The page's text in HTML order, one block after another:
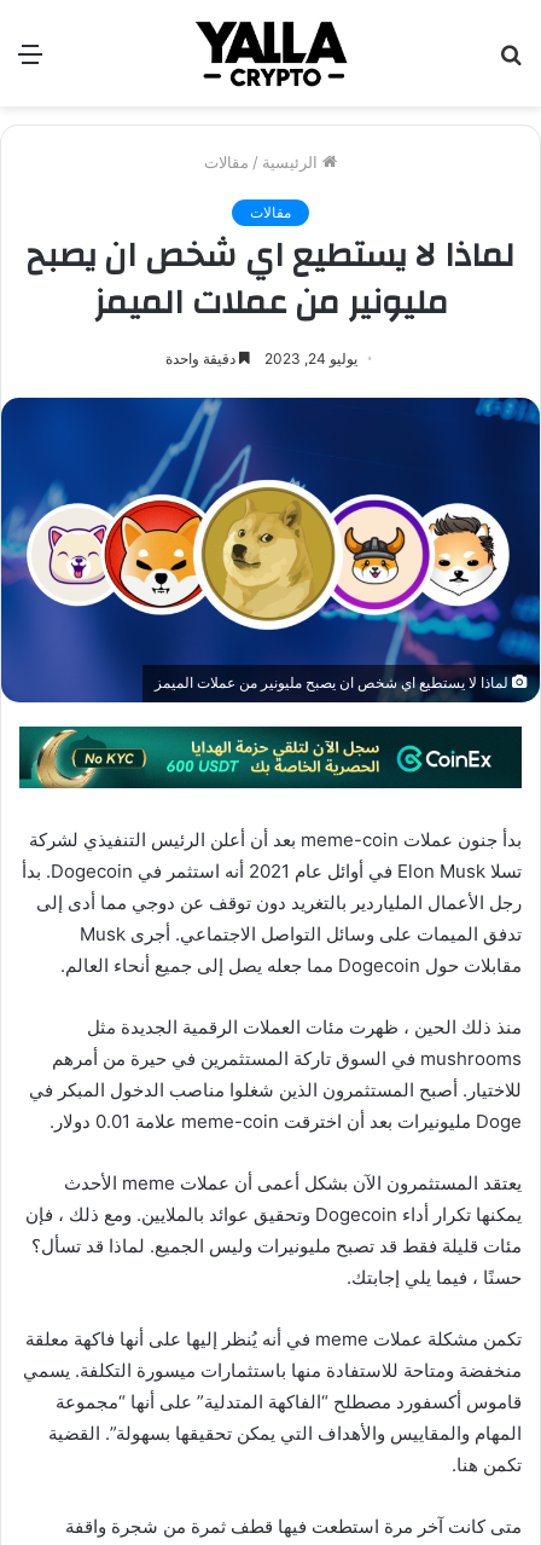
الرئيسية / مقالات
مقالات
لماذا لا يستطيع اي شخص ان يصبح
مليونير من عملات الميمز
يوليو 24, 2023 دقيقة واحدة
لماذا لا يستطيع اي شخص ان يصبح مليونير من عملات الميمز
بدأ جنون عملات meme-coin بعد أن أعلن الرئيس التنفيذي لشركة
تسلا Elon Musk في أوائل عام 2021 أنه استثمر في Dogecoin. بدأ
رجل الأعمال الملياردير بالتغريد دون توقف عن دوجي مما أدى إلى
تدفق الميمات على وسائل التواصل الاجتماعي. أجرى Musk
مقابلات حول Dogecoin مما جعله يصل إلى جميع أنحاء العالم.
منذ ذلك الحين ، ظهرت مئات العملات الرقمية الجديدة مثل
mushrooms في السوق تاركة المستثمرين في حيرة من أمرهم
للاختيار. أصبح المستثمرون الذين شغلوا مناصب الدخول المبكر في
Doge مليونيرات بعد أن اخترقت meme-coin علامة 0.01 دولار.
يعتقد المستثمرون الآن بشكل أعمى أن عملات meme الأحدث
يمكنها تكرار أداء Dogecoin وتحقيق عوائد بالملايين. ومع ذلك ، فإن
مئات قليلة فقط قد تصبح مليونيرات وليس الجميع. لماذا قد تسأل؟
حسنًا ، فيما يلي إجابتك.
تكمن مشكلة عملات meme في أنه يُنظر إليها على أنها فاكهة معلقة
منخفضة ومتاحة للاستفادة منها باستثمارات ميسورة التكلفة. يسمي
قاموس أكسفورد مصطلح “الفاكهة المتدلية” على أنها “مجموعة
المهام والمقاييس والأهداف التي يمكن تحقيقها بسهولة”. القضية
تكمن هنا.
متى كانت آخر مرة استطعت فيها قطف ثمرة من شجرة واقفة